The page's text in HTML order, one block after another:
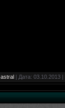
astral | Дата: 03.10.2013 |